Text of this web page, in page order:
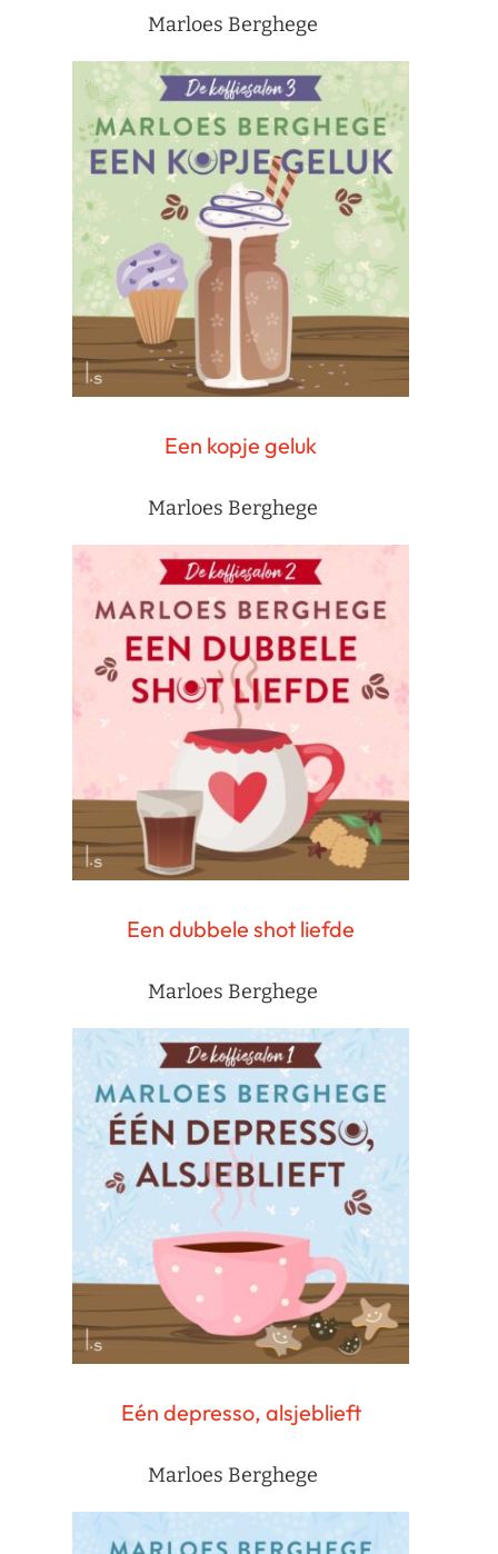
Marloes Berghege
Een kopje geluk
Marloes Berghege
Een dubbele shot liefde
Marloes Berghege
Eén depresso, alsjeblieft
Marloes Berghege